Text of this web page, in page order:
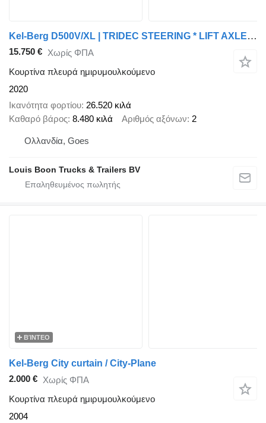
Kel-Berg D500V/XL | TRIDEC STEERING * LIFT AXLE * TAILLIFT * 13.6M * NL T
15.750 € Χωρίς ΦΠΑ
Κουρτίνα πλευρά ημιρυμουλκούμενο
2020
Ικανότητα φορτίου 26.520 κιλά
Καθαρό βάρος 8.480 κιλά Αριθμός αξόνων 2
Ολλανδία, Goes
Louis Boon Trucks & Trailers BV
ΒΊΝΤΕΟ
Kel-Berg City curtain / City-Plane
2.000 € Χωρίς ΦΠΑ
Κουρτίνα πλευρά ημιρυμουλκούμενο
2004